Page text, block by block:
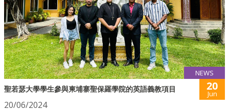
NEWS
聖若瑟大學學生參與柬埔寨聖保羅學院的英語義教項目 20
Jun
20/06/2024